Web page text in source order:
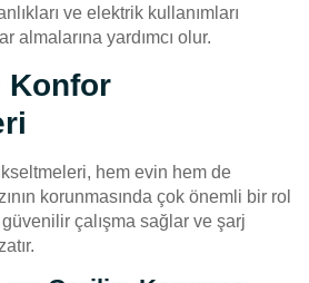
ve elektrik kullanımları
almalarına yardımcı olur.
Konfor
hem evin hem de
korunmasında çok önemli bir rol
çalışma sağlar ve şarj